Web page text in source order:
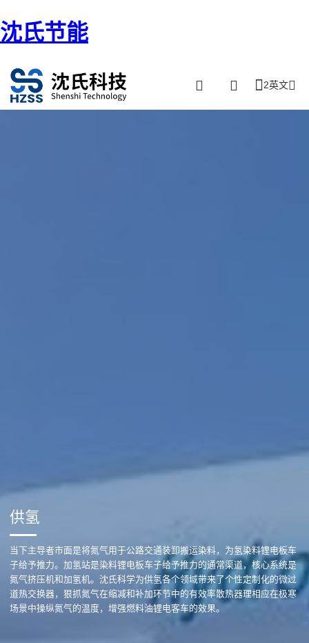
沈氏节能
2英文
供氢
当下主导者市面是将氮气用于公路交通装卸搬运染料，为氢染料锂电板车
子给予推力。加氢站是染料锂电板车子给予推力的通常渠道，核心系统是
氮气挤压机和加氢机。沈氏科学为供氢各个领域带来了个性定制化的微过
道热交换器，狠抓氮气在缩减和补加环节中的有效率散热器理相应在极寒
场景中操纵氮气的温度，增强燃料油锂电客车的效果。